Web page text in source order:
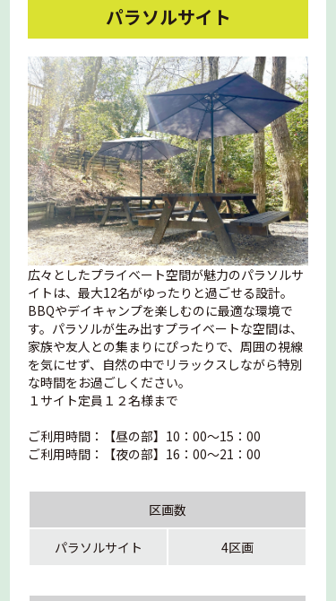
パラソルサイト
広々としたプライベート空間が魅力のパラソルサ
イトは、最大12名がゆったりと過ごせる設計。
BBQやデイキャンプを楽しむのに最適な環境で
す。パラソルが生み出すプライベートな空間は、
家族や友人との集まりにぴったりで、周囲の視線
を気にせず、自然の中でリラックスしながら特別
な時間をお過ごしください。
１サイト定員１２名様まで
ご利用時間：【昼の部】10：00～15：00
ご利用時間：【夜の部】16：00～21：00
区画数
パラソルサイト 4区画